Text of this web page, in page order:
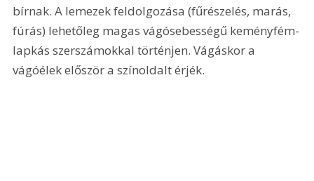
bírnak. A lemezek feldolgozása (fűrészelés, marás,
fúrás) lehetőleg magas vágósebességű keményfém-
lapkás szerszámokkal történjen. Vágáskor a
vágóélek először a színoldalt érjék.